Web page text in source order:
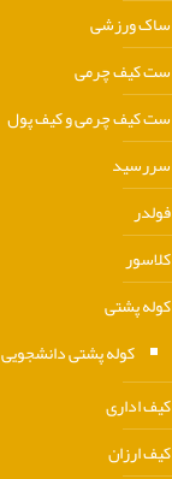
ساک ورزشی
ست کیف چرمی
ست کیف چرمی و کیف پول
سررسید
فولدر
کلاسور
کوله پشتی
کوله پشتی دانشجویی
کیف اداری
کیف ارزان